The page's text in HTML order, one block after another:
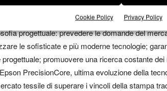
Cookie Policy Privacy Policy
MicroPiezo di Epson, Monna Lisa ha
dalla fase pionieristica della campionatura alla
progettuale: prevedere le domande del
le sofisticate e più moderne tecnologie;
promuovere una ricerca costante dei
PrecisionCore, ultima evoluzione della
tessile di superare i vincoli della stampa